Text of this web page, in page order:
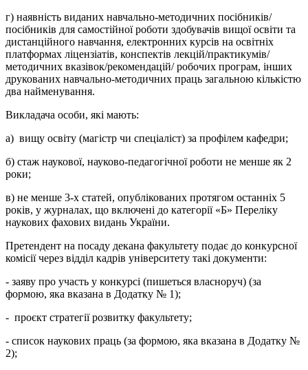
г) наявність виданих навчально-методичних посібників/
посібників для самостійної роботи здобувачів вищої освіти та
дистанційного навчання, електронних курсів на освітніх
платформах ліцензіатів, конспектів лекцій/практикумів/
методичних вказівок/рекомендацій/ робочих програм, інших
друкованих навчально-методичних праць загальною кількістю
два найменування.
Викладача особи, які мають:
а) вищу освіту (магістр чи спеціаліст) за профілем кафедри;
б) стаж наукової, науково-педагогічної роботи не менше як 2
роки;
в) не менше 3-х статей, опублікованих протягом останніх 5
років, у журналах, що включені до категорії «Б» Переліку
наукових фахових видань України.
Претендент на посаду декана факультету подає до конкурсної
комісії через відділ кадрів університету такі документи:
- заяву про участь у конкурсі (пишеться власноруч) (за
формою, яка вказана в Додатку № 1);
- проєкт стратегії розвитку факультету;
- список наукових праць (за формою, яка вказана в Додатку №
2);